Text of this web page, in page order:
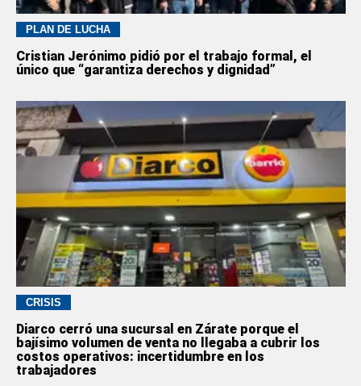
PLAN DE LUCHA
Cristian Jerónimo pidió por el trabajo formal, el
único que “garantiza derechos y dignidad”
CRISIS
Diarco cerró una sucursal en Zárate porque el
bajísimo volumen de venta no llegaba a cubrir los
costos operativos: incertidumbre en los
trabajadores